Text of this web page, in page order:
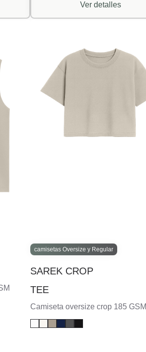
Ver detalles
camisetas Oversize y Regular
SAREK CROP
TEE
Camiseta oversize crop 185 GSM